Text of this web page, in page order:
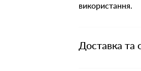
використання.
Доставка та